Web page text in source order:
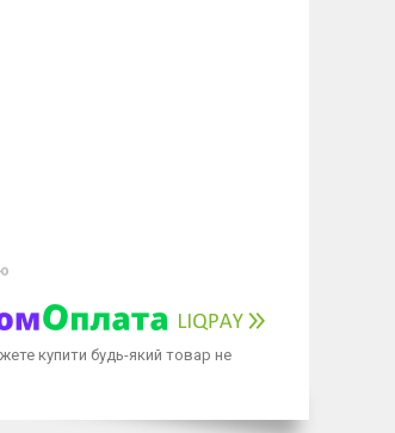
купити будь-який товар не